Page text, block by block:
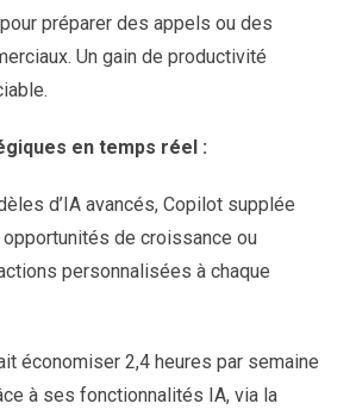
préparer des appels ou des
Un gain de productivité
en temps réel :
d’IA avancés, Copilot supplée
de croissance ou
personnalisées à chaque
économiser 2,4 heures par semaine
à ses fonctionnalités IA, via la